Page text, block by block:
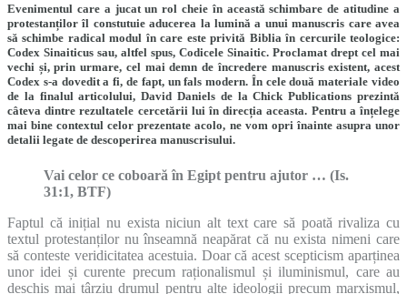
Evenimentul care a jucat un rol cheie în această schimbare de atitudine a
protestanților îl constutuie aducerea la lumină a unui manuscris care avea
să schimbe radical modul în care este privită Biblia în cercurile teologice:
Codex Sinaiticus sau, altfel spus, Codicele Sinaitic. Proclamat drept cel mai
vechi și, prin urmare, cel mai demn de încredere manuscris existent, acest
Codex s-a dovedit a fi, de fapt, un fals modern. În cele două materiale video
de la finalul articolului, David Daniels de la Chick Publications prezintă
câteva dintre rezultatele cercetării lui în direcția aceasta. Pentru a înțelege
mai bine contextul celor prezentate acolo, ne vom opri înainte asupra unor
detalii legate de descoperirea manuscrisului.
Vai celor ce coboară în Egipt pentru ajutor … (Is.
31:1, BTF)
Faptul că inițial nu exista niciun alt text care să poată rivaliza cu
textul protestanților nu înseamnă neapărat că nu exista nimeni care
să conteste veridicitatea acestuia. Doar că acest scepticism aparținea
unor idei și curente precum raționalismul și iluminismul, care au
deschis mai târziu drumul pentru alte ideologii precum marxismul,